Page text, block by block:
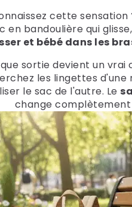
cette sensation
en bandoulière qui
et bébé dans les
sortie devient un vrai
les lingettes d'une
le sac de l'autre. Le
change complètement